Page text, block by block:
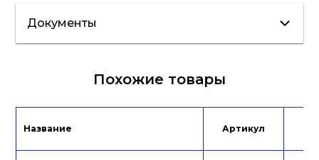
Документы
Декларация
Похожие товары
Название Артикул